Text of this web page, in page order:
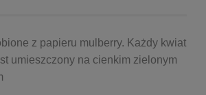
z papieru mulberry. Każdy kwiat
umieszczony na cienkim zielonym